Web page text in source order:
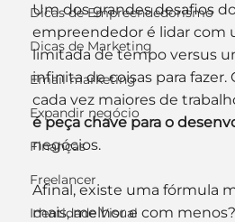
Dicas de Empreendedorismo
Dicas de Marketing
Email marketing
Expandir negócio
Finanças
Freelancer
Identidade Visual
Um dos grandes desafios
empreendedor é lidar com
limitada de tempo versus
infinita de coisas para
cada vez maiores de
é peça chave para o
negócios.
Afinal, existe uma fórmula
mais, melhor e com